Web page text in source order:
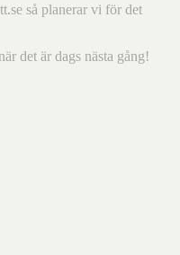
så planerar vi för det
det är dags nästa gång!